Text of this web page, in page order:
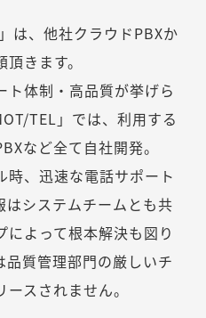
は、他社クラウドPBXか
きます。
ト体制・高品質が挙げら
TEL」では、利用する
など全て自社開発。
時、迅速な電話サポート
はシステムチームとも共
よって根本解決も図り
品質管理部門の厳しいチ
スされません。